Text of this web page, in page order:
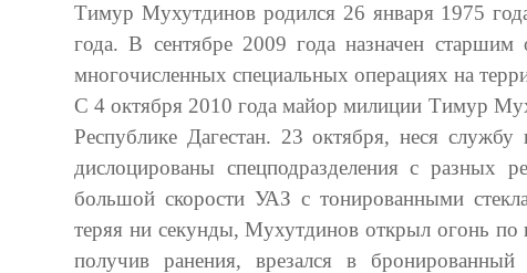
Тимур Мухутдинов родился 26 января 1975
года. В сентябре 2009 года назначен
многочисленных специальных операциях на
С 4 октября 2010 года майор милиции Тимур
Республике Дагестан. 23 октября, неся
дислоцированы спецподразделения с
большой скорости УАЗ с тонированными
теряя ни секунды, Мухутдинов открыл огонь по
получив ранения, врезался в